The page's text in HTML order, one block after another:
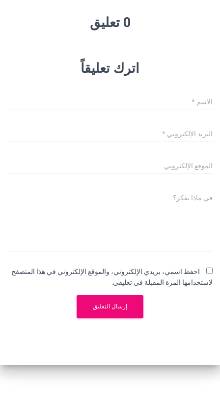
0 تعليق
اترك تعليقاً
الاسم *
البريد الإلكتروني *
الموقع الإلكتروني
في ماذا تفكر؟
احفظ اسمي، بريدي الإلكتروني، والموقع الإلكتروني في هذا المتصفح
لاستخدامها المرة المقبلة في تعليقي.